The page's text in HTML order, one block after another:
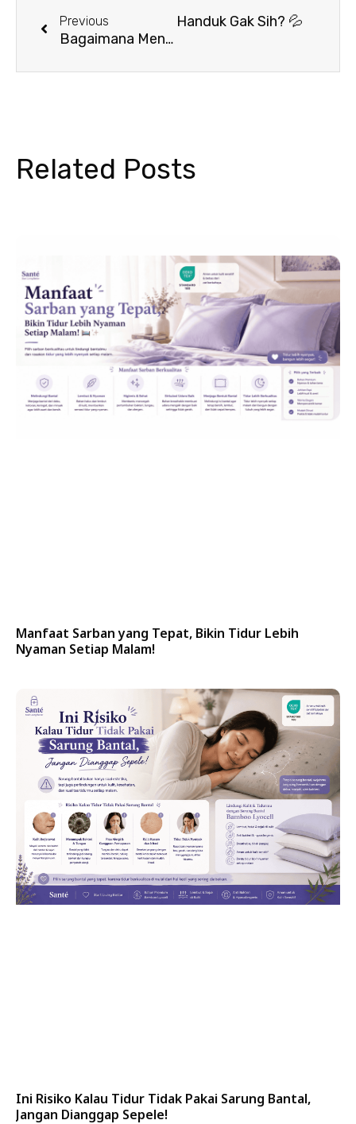
Previous
Bagaimana Mengembalikan Kehalusan Handuk? Ini Solusinya
Mengelap Keringat Pakai Handuk Gak Sih? 💦
Related Posts
Manfaat Sarban yang Tepat, Bikin Tidur Lebih
Nyaman Setiap Malam!
Ini Risiko Kalau Tidur Tidak Pakai Sarung Bantal,
Jangan Dianggap Sepele!